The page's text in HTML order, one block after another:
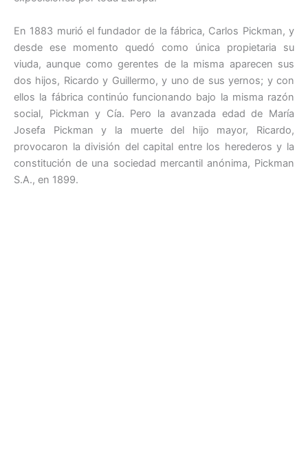
En 1883 murió el fundador de la fábrica, Carlos Pickman, y
desde ese momento quedó como única propietaria su
viuda, aunque como gerentes de la misma aparecen sus
dos hijos, Ricardo y Guillermo, y uno de sus yernos; y con
ellos la fábrica continúo funcionando bajo la misma razón
social, Pickman y Cía. Pero la avanzada edad de María
Josefa Pickman y la muerte del hijo mayor, Ricardo,
provocaron la división del capital entre los herederos y la
constitución de una sociedad mercantil anónima, Pickman
S.A., en 1899.